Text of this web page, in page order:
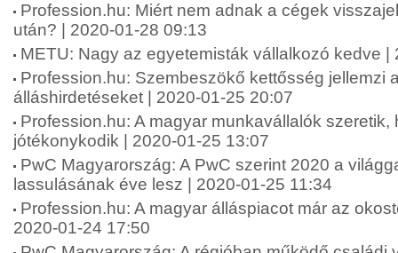
Profession.hu: Miért nem adnak a cégek
után? | 2020-01-28 09:13
METU: Nagy az egyetemisták vállalkozó kedve |
Profession.hu: Szembeszökő kettősség jellemzi
álláshirdetéseket | 2020-01-25 20:07
Profession.hu: A magyar munkavállalók szeretik,
jótékonykodik | 2020-01-25 13:07
PwC Magyarország: A PwC szerint 2020 a
lassulásának éve lesz | 2020-01-25 11:34
Profession.hu: A magyar álláspiacot már az
2020-01-24 17:50